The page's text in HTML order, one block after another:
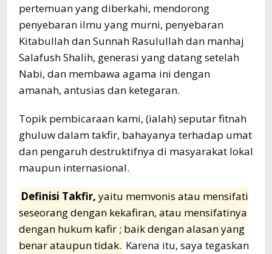
pertemuan yang diberkahi, mendorong
penyebaran ilmu yang murni, penyebaran
Kitabullah dan Sunnah Rasulullah dan manhaj
Salafush Shalih, generasi yang datang setelah
Nabi, dan membawa agama ini dengan
amanah, antusias dan ketegaran.
Topik pembicaraan kami, (ialah) seputar fitnah
ghuluw dalam takfir, bahayanya terhadap umat
dan pengaruh destruktifnya di masyarakat lokal
maupun internasional.
Definisi Takfir, yaitu memvonis atau mensifati
seseorang dengan kekafiran, atau mensifatinya
dengan hukum kafir ; baik dengan alasan yang
benar ataupun tidak. Karena itu, saya tegaskan